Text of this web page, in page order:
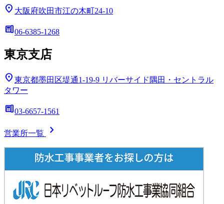
location_on 大阪府吹田市江の木町24-10
deskphone06-6385-1268
東京支店
location_on 東京都墨田区堤通1-19-9 リバーサイド隅田・セントラル
タワー
deskphone03-6657-1561
営業所一覧 chevron_right